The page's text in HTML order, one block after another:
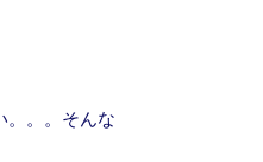
。。。そんな